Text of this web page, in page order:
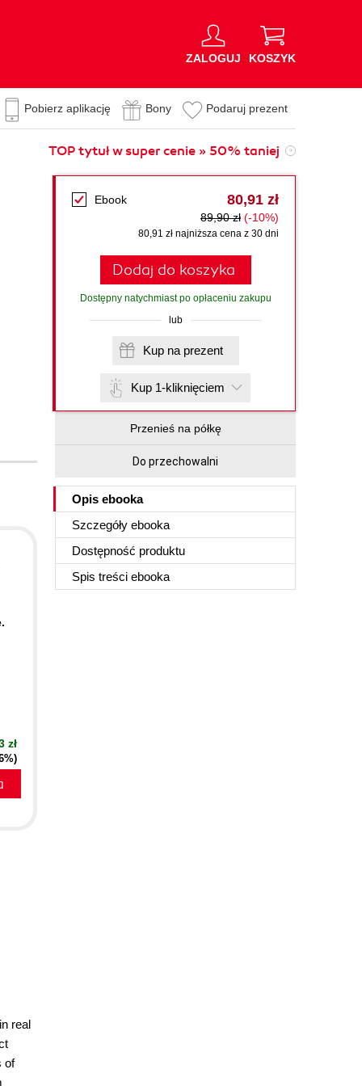
ZALOGUJ KOSZYK
Pobierz aplikację Bony Podaruj prezent
TOP tytuł w super cenie » 50% taniej
Ebook 80,91 zł
89,90 zł (-10%)
80,91 zł najniższa cena z 30 dni
Dodaj do koszyka
Dostępny natychmiast po opłaceniu zakupu
lub
Kup na prezent
Kup 1-kliknięciem
Przenieś na półkę
Do przechowalni
Opis ebooka
Szczegóły ebooka
Dostępność produktu
Spis treści ebooka
zł
real
of